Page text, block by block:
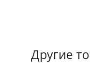
Другие